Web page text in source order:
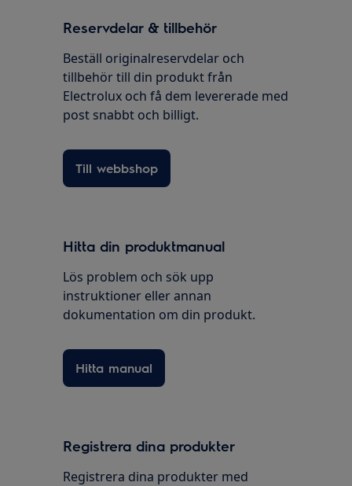
Reservdelar & tillbehör
Beställ originalreservdelar och
tillbehör till din produkt från
Electrolux och få dem levererade med
post snabbt och billigt.
Till webbshop
Hitta din produktmanual
Lös problem och sök upp
instruktioner eller annan
dokumentation om din produkt.
Hitta manual
Registrera dina produkter
Registrera dina produkter med